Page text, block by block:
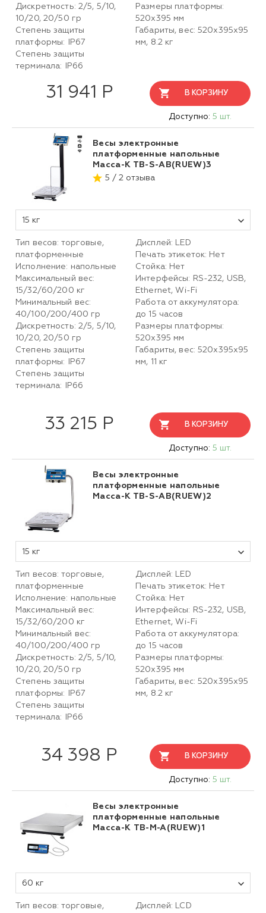
Дискретность: 2/5, 5/10,
10/20, 20/50 гр
Степень защиты
платформы: IP67
Степень защиты
терминала: IP66
Размеры платформы:
520х395 мм
Габариты, вес: 520х395х95
мм, 8.2 кг
31 941 Р В КОРЗИНУ
Доступно: 5 шт.
Весы электронные
платформенные напольные
Масса-К ТВ-S-АB(RUEW)3
5 / 2 отзыва
15 кг
Тип весов: торговые,
платформенные
Исполнение: напольные
Максимальный вес:
15/32/60/200 кг
Минимальный вес:
40/100/200/400 гр
Дискретность: 2/5, 5/10,
10/20, 20/50 гр
Степень защиты
платформы: IP67
Степень защиты
терминала: IP66
Дисплей: LED
Печать этикеток: Нет
Стойка: Нет
Интерфейсы: RS-232, USB,
Ethernet, Wi-Fi
Работа от аккумулятора:
до 15 часов
Размеры платформы:
520х395 мм
Габариты, вес: 520х395х95
мм, 11 кг
33 215 Р В КОРЗИНУ
Доступно: 5 шт.
Весы электронные
платформенные напольные
Масса-К ТВ-S-АB(RUEW)2
15 кг
Тип весов: торговые,
платформенные
Исполнение: напольные
Максимальный вес:
15/32/60/200 кг
Минимальный вес:
40/100/200/400 гр
Дискретность: 2/5, 5/10,
10/20, 20/50 гр
Степень защиты
платформы: IP67
Степень защиты
терминала: IP66
Дисплей: LED
Печать этикеток: Нет
Стойка: Нет
Интерфейсы: RS-232, USB,
Ethernet, Wi-Fi
Работа от аккумулятора:
до 15 часов
Размеры платформы:
520х395 мм
Габариты, вес: 520х395х95
мм, 8.2 кг
34 398 Р В КОРЗИНУ
Доступно: 5 шт.
Весы электронные
платформенные напольные
Масса-К TB-M-A(RUEW)1
60 кг
Тип весов: торговые, Дисплей: LCD